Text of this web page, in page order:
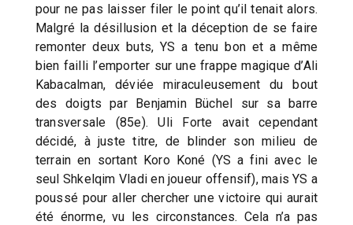
pour ne pas laisser filer le point qu’il tenait alors.
Malgré la désillusion et la déception de se faire
remonter deux buts, YS a tenu bon et a même
bien failli l’emporter sur une frappe magique d’Ali
Kabacalman, déviée miraculeusement du bout
des doigts par Benjamin Büchel sur sa barre
transversale (85e). Uli Forte avait cependant
décidé, à juste titre, de blinder son milieu de
terrain en sortant Koro Koné (YS a fini avec le
seul Shkelqim Vladi en joueur offensif), mais YS a
poussé pour aller chercher une victoire qui aurait
été énorme, vu les circonstances. Cela n’a pas